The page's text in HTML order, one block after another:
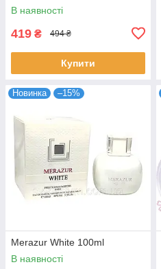
В наявності
419 ₴ 494 ₴
Купити
Новинка –15%
Merazur White 100ml
В наявності